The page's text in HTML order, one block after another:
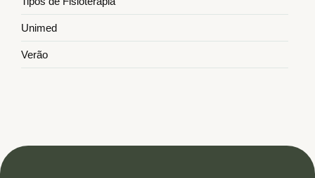
Unimed
Verão